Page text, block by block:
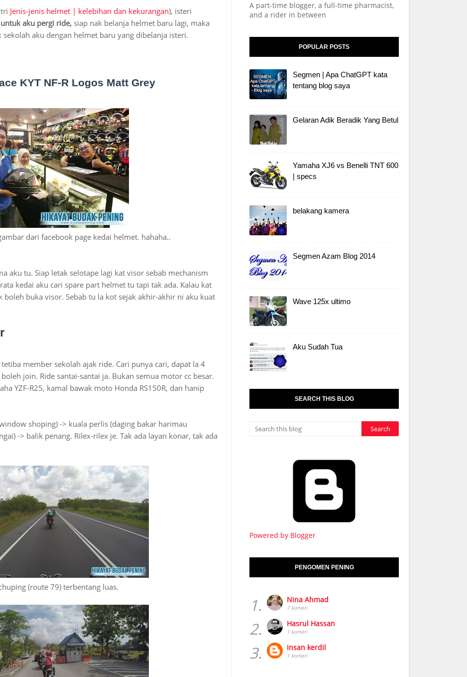
Jenis-jenis helmet | kelebihan dan kekurangan), isteri
aku pergi ride, siap nak belanja helmet baru lagi, maka
aku dengan helmet baru yang dibelanja isteri.
KYT NF-R Logos Matt Grey
dari facebook page kedai helmet. hahaha..
aku tu. Siap letak selotape lagi kat visor sebab mechanism
kedai aku cari spare part helmet tu tapi tak ada. Kalau kat
boleh buka visor. Sebab tu la kot sejak akhir-akhir ni aku kuat
member sekolah ajak ride. Cari punya cari, dapat la 4
join. Ride santai-santai ja. Bukan semua motor cc besar.
YZF-R25, kamal bawak moto Honda RS150R, dan hanip
shoping) -> kuala perlis (daging bakar harimau
-> balik penang. Rilex-rilex je. Tak ada layan konar, tak ada
(route 79) terbentang luas.
A part-time blogger, a full-time pharmacist,
and a rider in between
POPULAR POSTS
Segmen | Apa ChatGPT kata
tentang blog saya
Gelaran Adik Beradik Yang Betul
Yamaha XJ6 vs Benelli TNT 600
| specs
belakang kamera
Segmen Azam Blog 2014
Wave 125x ultimo
Aku Sudah Tua
SEARCH THIS BLOG
Powered by Blogger
PENGOMEN PENING
1. Nina Ahmad
7 komen
2. Hasrul Hassan
1 komen
3. Insan kerdil
1 komen